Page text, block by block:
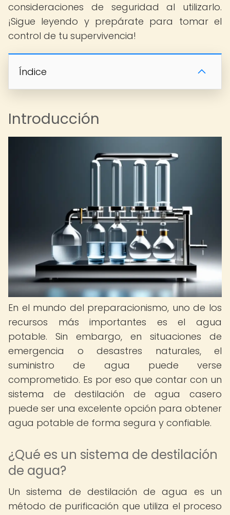
consideraciones de seguridad al utilizarlo.
¡Sigue leyendo y prepárate para tomar el
control de tu supervivencia!
Índice
Introducción
En el mundo del preparacionismo, uno de los
recursos más importantes es el agua
potable. Sin embargo, en situaciones de
emergencia o desastres naturales, el
suministro de agua puede verse
comprometido. Es por eso que contar con un
sistema de destilación de agua casero
puede ser una excelente opción para obtener
agua potable de forma segura y confiable.
¿Qué es un sistema de destilación
de agua?
Un sistema de destilación de agua es un
método de purificación que utiliza el proceso